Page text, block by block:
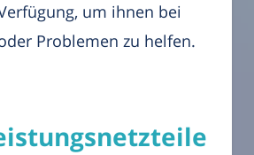
um ihnen bei
Problemen zu helfen.